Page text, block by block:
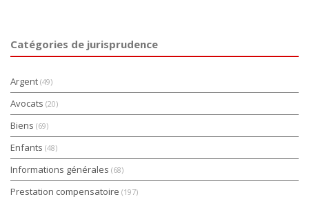
Catégories de jurisprudence
Argent (49)
Avocats (20)
Biens (69)
Enfants (48)
Informations générales (68)
Prestation compensatoire (197)